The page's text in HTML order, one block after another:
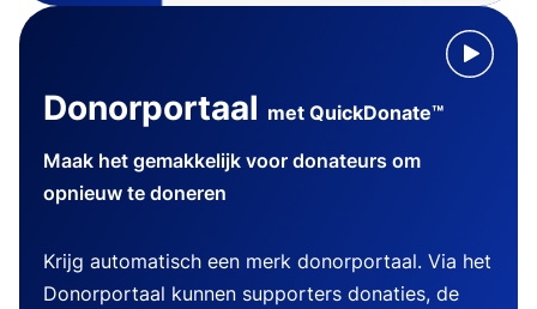
Donorportaal met QuickDonate™
Maak het gemakkelijk voor donateurs om
opnieuw te doneren
Krijg automatisch een merk donorportaal. Via het
Donorportaal kunnen supporters donaties, de